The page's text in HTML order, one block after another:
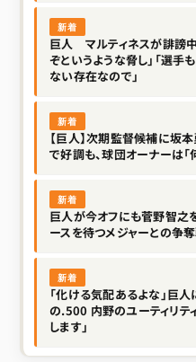
新着
巨人 マルティネスが誹謗
ぞというような脅し」「選手
ない存在なので」
新着
【巨人】次期監督候補に坂
で好調も、球団オーナーは
新着
巨人が今オフにも菅野智
ースを待つメジャーとの争
新着
「化ける気配あるよな」
の.500 内野のユーティリテ
します」